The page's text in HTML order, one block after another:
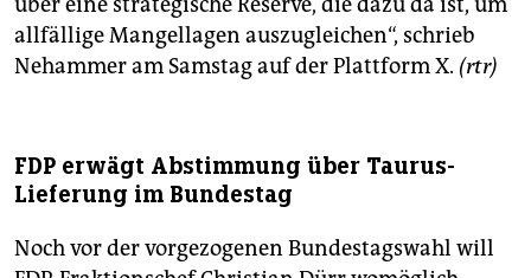
über eine strategische Reserve, die dazu da ist, um
allfällige Mangellagen auszugleichen“, schrieb
Nehammer am Samstag auf der Plattform X. (rtr)
FDP erwägt Abstimmung über Taurus-
Lieferung im Bundestag
Noch vor der vorgezogenen Bundestagswahl will